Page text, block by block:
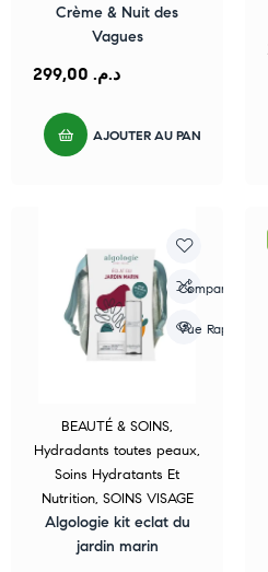
Crème & Nuit des
Vagues
د.م.
AJOUTER AU PANIER
Compare
Vue Rapide
BEAUTÉ & SOINS,
Hydradants toutes peaux,
Soins Hydratants Et
Nutrition, SOINS VISAGE
Algologie kit eclat du
jardin marin